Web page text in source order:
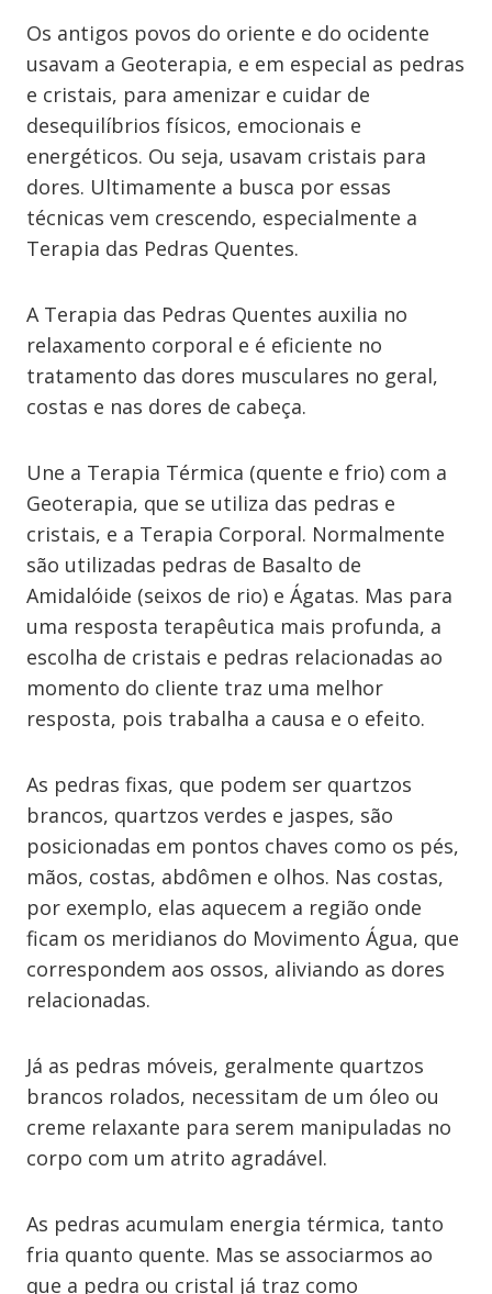
Os antigos povos do oriente e do ocidente
usavam a Geoterapia, e em especial as pedras
e cristais, para amenizar e cuidar de
desequilíbrios físicos, emocionais e
energéticos. Ou seja, usavam cristais para
dores. Ultimamente a busca por essas
técnicas vem crescendo, especialmente a
Terapia das Pedras Quentes.
A Terapia das Pedras Quentes auxilia no
relaxamento corporal e é eficiente no
tratamento das dores musculares no geral,
costas e nas dores de cabeça.
Une a Terapia Térmica (quente e frio) com a
Geoterapia, que se utiliza das pedras e
cristais, e a Terapia Corporal. Normalmente
são utilizadas pedras de Basalto de
Amidalóide (seixos de rio) e Ágatas. Mas para
uma resposta terapêutica mais profunda, a
escolha de cristais e pedras relacionadas ao
momento do cliente traz uma melhor
resposta, pois trabalha a causa e o efeito.
As pedras fixas, que podem ser quartzos
brancos, quartzos verdes e jaspes, são
posicionadas em pontos chaves como os pés,
mãos, costas, abdômen e olhos. Nas costas,
por exemplo, elas aquecem a região onde
ficam os meridianos do Movimento Água, que
correspondem aos ossos, aliviando as dores
relacionadas.
Já as pedras móveis, geralmente quartzos
brancos rolados, necessitam de um óleo ou
creme relaxante para serem manipuladas no
corpo com um atrito agradável.
As pedras acumulam energia térmica, tanto
fria quanto quente. Mas se associarmos ao
que a pedra ou cristal já traz como